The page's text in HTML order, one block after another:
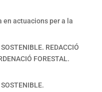
en actuacions per a la
REDACCIÓ
FORESTAL.